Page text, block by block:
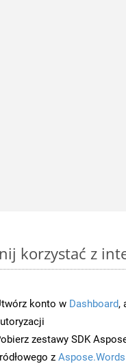
korzystać z
konto w Dashboard,
zestawy SDK
z